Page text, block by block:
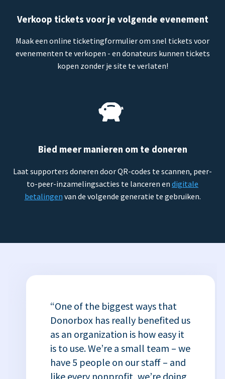
Verkoop tickets voor je volgende evenement
Maak een online ticketingformulier om snel tickets voor
evenementen te verkopen - en donateurs kunnen tickets
kopen zonder je site te verlaten!
Bied meer manieren om te doneren
Laat supporters doneren door QR-codes te scannen, peer-
to-peer-inzamelingsacties te lanceren en digitale
betalingen van de volgende generatie te gebruiken.
“One of the biggest ways that
Donorbox has really benefited us
as an organization is how easy it
is to use. We’re a small team – we
have 5 people on our staff – and
like every nonprofit, we’re doing